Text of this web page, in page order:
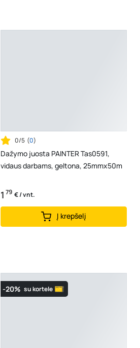
0/5 (0)
Dažymo juosta PAINTER Tas0591,
vidaus darbams, geltona, 25mmx50m
1 79 € / vnt.
Į krepšelį
-20% su kortele